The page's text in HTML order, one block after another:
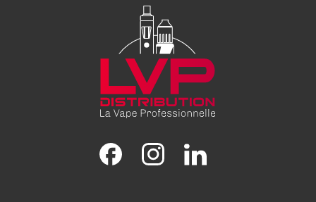
Facebook Instagram